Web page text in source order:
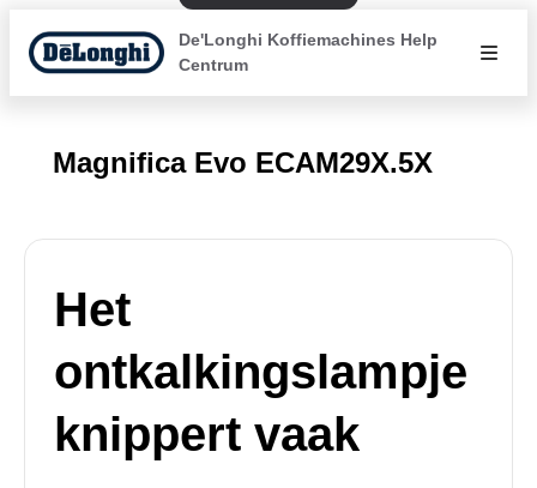
De'Longhi Koffiemachines Help
Centrum
Magnifica Evo ECAM29X.5X
Het
ontkalkingslampje
knippert vaak